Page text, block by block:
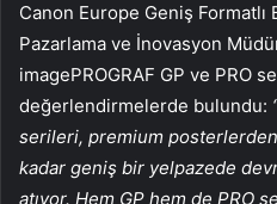
Canon Europe Geniş Formatlı
Pazarlama ve İnovasyon
imagePROGRAF GP ve PRO
değerlendirmelerde bulundu:
serileri, premium
kadar geniş bir yelpazede
atıyor. Hem GP hem de PRO